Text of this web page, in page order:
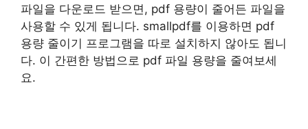
파일을 다운로드 받으면, pdf 용량이 줄어든 파일을
사용할 수 있게 됩니다. smallpdf를 이용하면 pdf
용량 줄이기 프로그램을 따로 설치하지 않아도 됩니
다. 이 간편한 방법으로 pdf 파일 용량을 줄여보세
요.